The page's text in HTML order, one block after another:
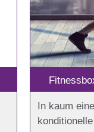
In kaum